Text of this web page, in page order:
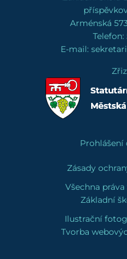
Arménská
Telefon:
E-mail:
Zásady
Všechna
Základní
Ilustrační
Tvorba